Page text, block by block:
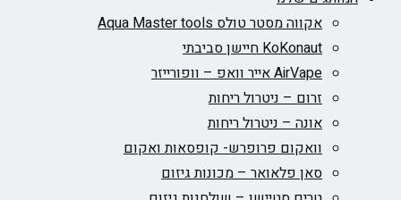
אקווה מסטר טולס Aqua Master tools
KoKonaut חיישן סביבתי
AirVape אייר וואפ – וופורייזר
זרום – ניטרול ריחות
אונה – ניטרול ריחות
וואקום פרופרש- קופסאות ואקום
סאן פלאואר – מכונות גיזום